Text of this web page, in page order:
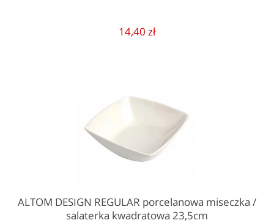
14,40 zł
ALTOM DESIGN REGULAR porcelanowa miseczka /
salaterka kwadratowa 23,5cm